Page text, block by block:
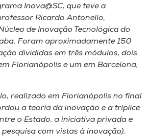
Inova@SC, que teve a
Ricardo Antonello,
de Inovação Tecnológica do
Foram aproximadamente 150
divididas em três módulos, dois
Florianópolis e um em Barcelona,
realizado em Florianópolis no final
a teoria da inovação e a tríplice
o Estado, a iniciativa privada e
com vistas à inovação),